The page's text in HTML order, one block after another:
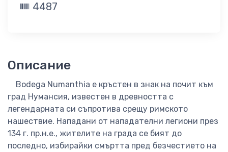
4487
Описание
Bodega Numanthia е кръстен в знак на почит към
град Нумансия, известен в древността с
легендарната си съпротива срещу римското
нашествие. Нападани от нападателни легиони през
134 г. пр.н.е., жителите на града се бият до
последно, избирайки смъртта пред безчестието на